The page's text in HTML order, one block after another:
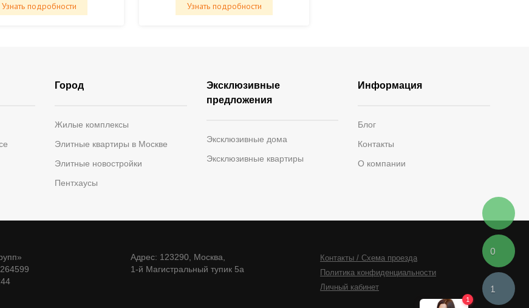
Узнать подробности Узнать подробности
Город
Жилые комплексы
Элитные квартиры в Москве
Элитные новостройки
Пентхаусы
Эксклюзивные
предложения
Эксклюзивные дома
Эксклюзивные квартиры
Информация
Блог
Контакты
О компании
Адрес: 123290, Москва,
1-й Магистральный тупик 5а
Контакты / Схема проезда
Политика конфиденциальности
Личный кабинет
0
1